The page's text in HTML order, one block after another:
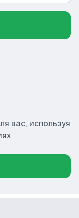
вас, используя